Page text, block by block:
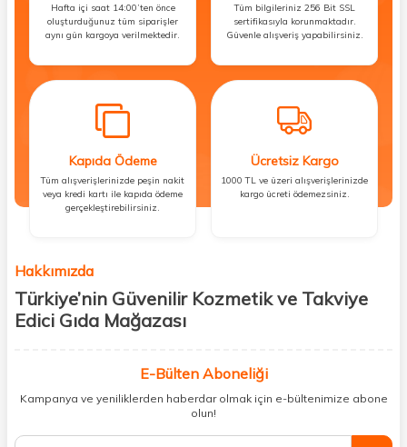
Hafta içi saat 14:00’ten önce
oluşturduğunuz tüm siparişler
aynı gün kargoya verilmektedir.
Tüm bilgileriniz 256 Bit SSL
sertifikasıyla korunmaktadır.
Güvenle alışveriş yapabilirsiniz.
Kapıda Ödeme
Tüm alışverişlerinizde peşin nakit
veya kredi kartı ile kapıda ödeme
gerçekleştirebilirsiniz.
Ücretsiz Kargo
1000 TL ve üzeri alışverişlerinizde
kargo ücreti ödemezsiniz.
Hakkımızda
Türkiye’nin Güvenilir Kozmetik ve Takviye
Edici Gıda Mağazası
kişisel bakım hem de takviye edici gıda ürünlerini sizlerle
buluşturuyoruz. Artık mağaza mağaza dolaşmanıza gerek yok;
ihtiyacınız olan her şeyi tek bir çatı altında topluyor ve kapınıza kadar
E-Bülten Aboneliği
Kampanya ve yeniliklerden haberdar olmak için e-bültenimize abone
olun!